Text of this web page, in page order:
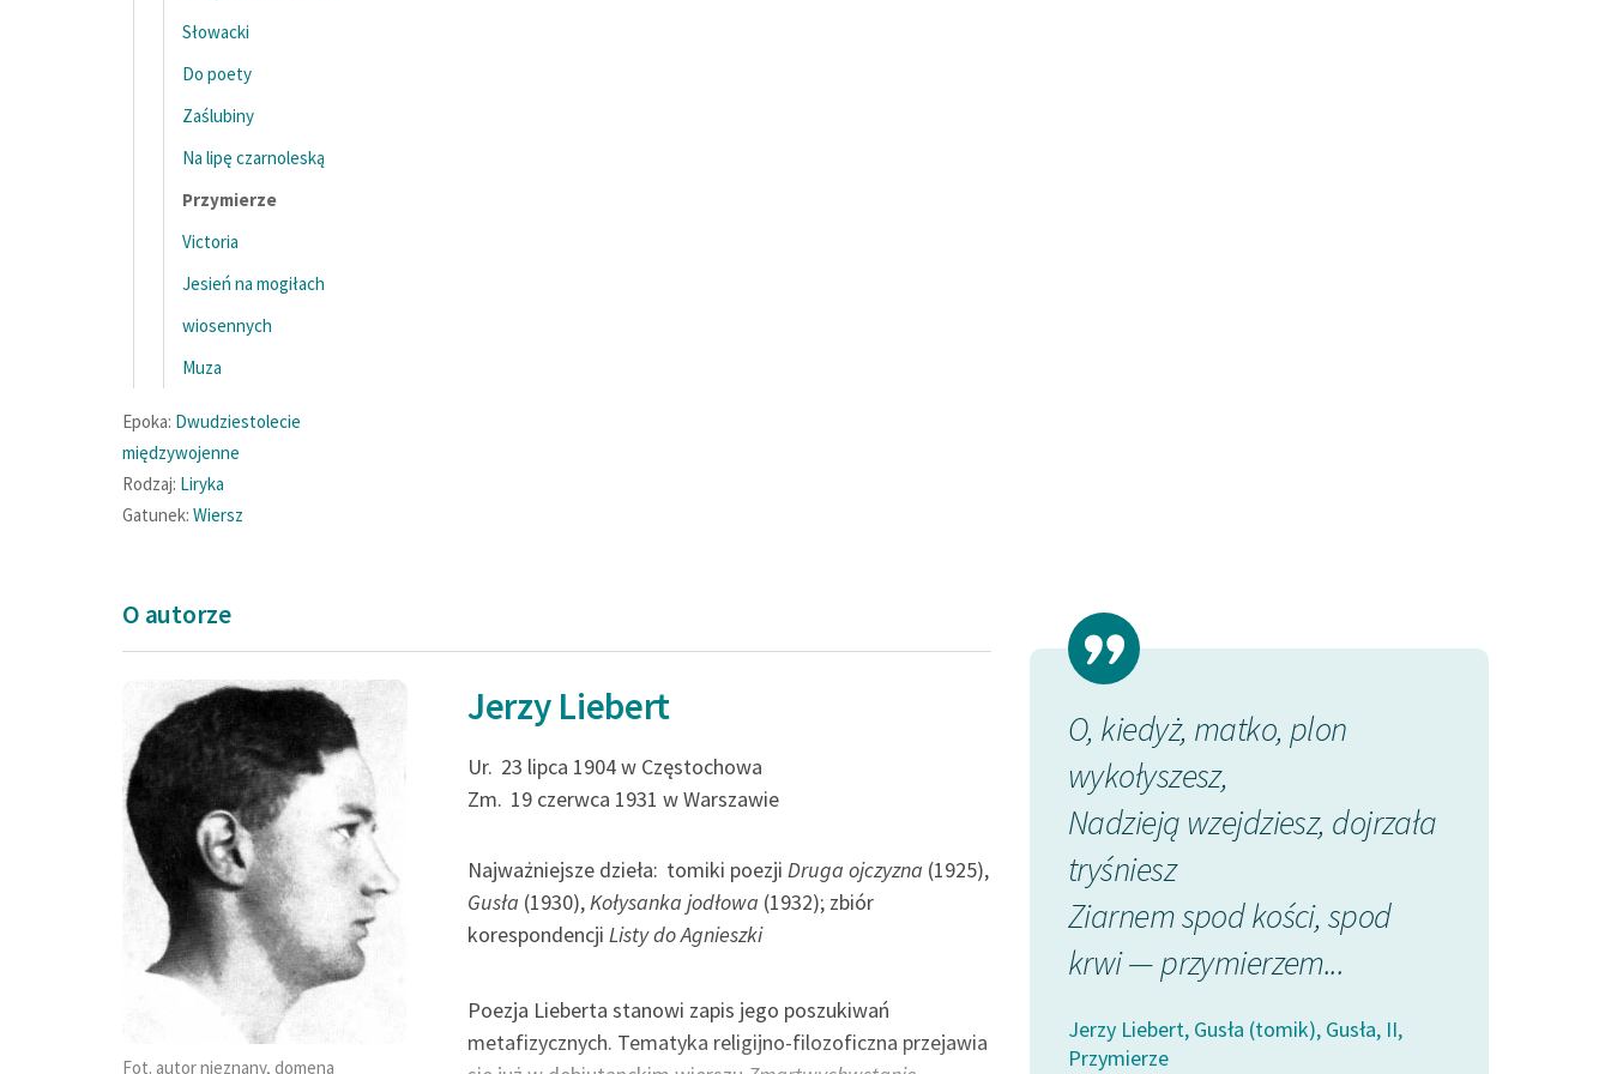
Słowacki
Do poety
Zaślubiny
Na lipę czarnoleską
Przymierze
Victoria
Jesień na mogiłach
wiosennych
Muza
Epoka: Dwudziestolecie
międzywojenne
Rodzaj: Liryka
Gatunek: Wiersz
O autorze
Fot. autor nieznany, domena
Jerzy Liebert
Ur. 23 lipca 1904 w Częstochowa
Zm. 19 czerwca 1931 w Warszawie
Najważniejsze dzieła: tomiki poezjiDruga ojczyzna (1925),
Gusła (1930),Kołysanka jodłowa (1932); zbiór
korespondencji Listy do Agnieszki
Poezja Lieberta stanowi zapis jego poszukiwań
metafizycznych. Tematyka religijno-filozoficzna przejawia
O, kiedyż, matko, plon
wykołyszesz,
Nadzieją wzejdziesz, dojrzała
tryśniesz
Ziarnem spod kości, spod
krwi — przymierzem...
Jerzy Liebert, Gusła (tomik), Gusła, II,
Przymierze
płynie,
Gałązki młode, pędy
kwietniowe...
Przymierze
O, kiedyż, matko, plon
wykołyszesz,
Nadzieją wzejdziesz, dojrzała
tryśniesz
Ziarnem spod kości, spod
krwi — przymierzem...
Jerzy Liebert, Gusła (tomik), Gusła, II,
Przymierze